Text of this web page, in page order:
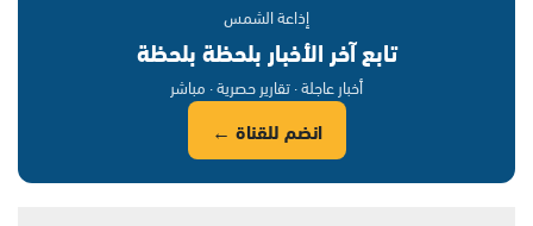
إذاعة الشمس
تابع آخر الأخبار بلحظة بلحظة
أخبار عاجلة · تقارير حصرية · مباشر
انضم للقناة ←